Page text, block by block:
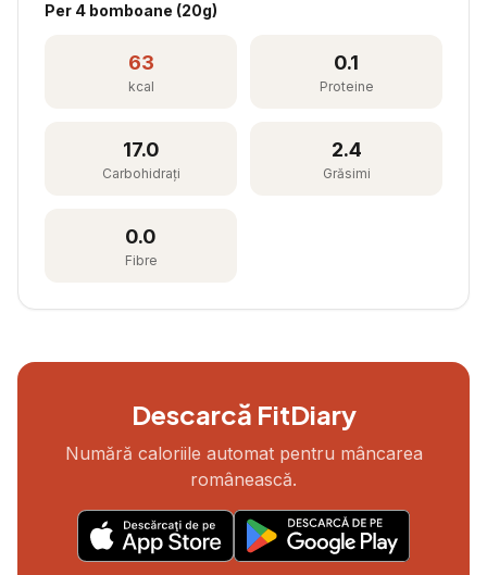
Per 4 bomboane (20g)
63
kcal
0.1
Proteine
17.0
Carbohidrați
2.4
Grăsimi
0.0
Fibre
Descarcă FitDiary
Numără caloriile automat pentru mâncarea
românească.